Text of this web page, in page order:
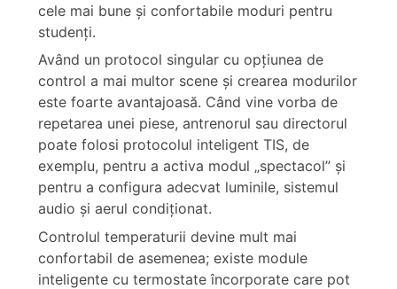
cele mai bune și confortabile moduri pentru
studenţi.
Având un protocol singular cu opţiunea de
control a mai multor scene şi crearea modurilor
este foarte avantajoasă. Când vine vorba de
repetarea unei piese, antrenorul sau directorul
poate folosi protocolul inteligent TIS, de
exemplu, pentru a activa modul „spectacol” şi
pentru a configura adecvat luminile, sistemul
audio şi aerul condiţionat.
Controlul temperaturii devine mult mai
confortabil de asemenea; existe module
inteligente cu termostate încorporate care pot